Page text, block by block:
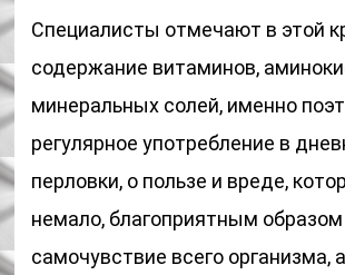
Специалисты отмечают в этой
содержание витаминов,
минеральных солей, именно
регулярное употребление в
перловки, о пользе и вреде,
немало, благоприятным
самочувствие всего организма, а